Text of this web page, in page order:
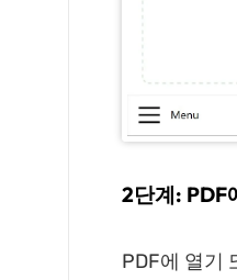
2단계: PDF
PDF에 열기